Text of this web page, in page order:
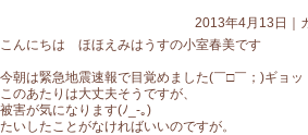
2013年4月13日
こんにちは ほほえみはうすの小室春美です
今朝は緊急地震速報で目覚めました(￣□￣；)ギョッ
このあたりは大丈夫そうですが、
被害が気になります(ﾉ_-｡)
たいしたことがなければいいのですが。